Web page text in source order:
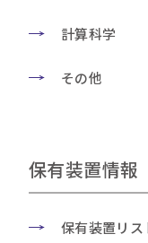
計算科学
その他
保有装置情報
保有装置リス